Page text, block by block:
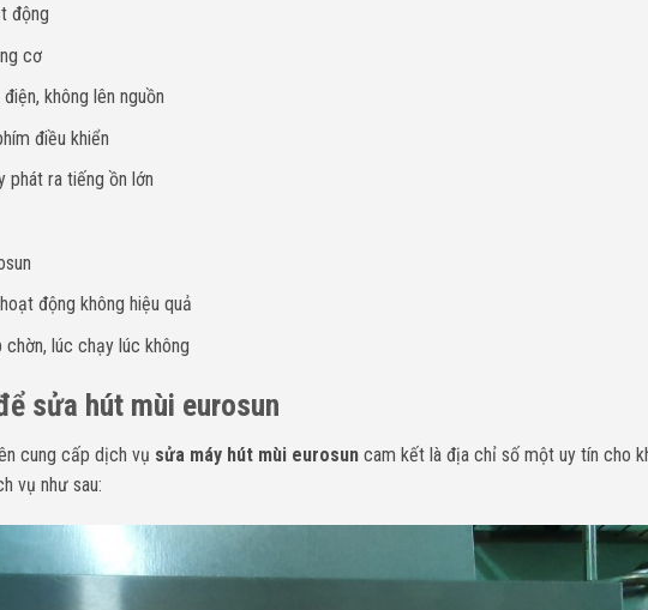
động
cơ
không lên nguồn
điều khiển
phát ra tiếng ồn lớn
động không hiệu quả
lúc chạy lúc không
sửa hút mùi eurosun
cung cấp dịch vụ sửa máy hút mùi eurosun cam kết là địa chỉ số một uy tín cho
vụ như sau: